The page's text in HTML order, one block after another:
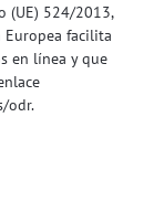
(UE) 524/2013,
facilita
en línea y que
odr.